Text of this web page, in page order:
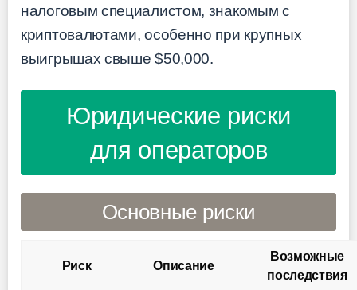
налоговым специалистом, знакомым с
криптовалютами, особенно при крупных
выигрышах свыше $50,000.
Юридические риски
для операторов
Основные риски
Риск Описание
Возможные
последствия